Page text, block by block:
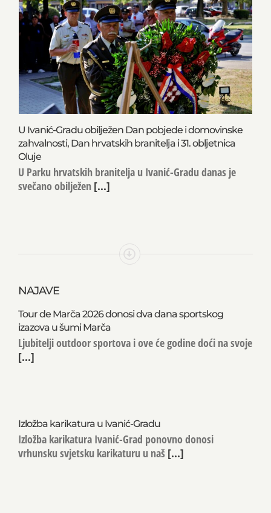
U Ivanić-Gradu obilježen Dan pobjede i domovinske
zahvalnosti, Dan hrvatskih branitelja i 31. obljetnica
Oluje
U Parku hrvatskih branitelja u Ivanić-Gradu danas je
svečano obilježen [...]
NAJAVE
Tour de Marča 2026 donosi dva dana sportskog
izazova u šumi Marča
Ljubitelji outdoor sportova i ove će godine doći na svoje
[...]
Izložba karikatura u Ivanić-Gradu
Izložba karikatura Ivanić-Grad ponovno donosi
vrhunsku svjetsku karikaturu u naš [...]